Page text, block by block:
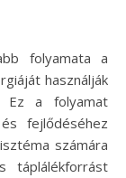
használják
Ez a folyamat
fejlődéséhez
számára
táplálékforrást